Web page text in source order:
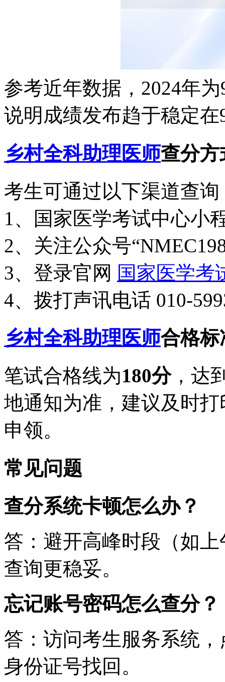
参考近年数据，2024年
说明成绩发布趋于稳定
乡村全科助理医师查分方
考生可通过以下渠道查询
1、国家医学考试中心小
2、关注公众号
3、登录官网 国家医学考
4、拨打声讯电话 010-
乡村全科助理医师合格标
笔试合格线为180分，达
地通知为准，建议及时
申领。
常见问题
查分系统卡顿怎么办？
答：避开高峰时段（如
查询更稳妥。
忘记账号密码怎么查分？
答：访问考生服务系统
身份证号找回。